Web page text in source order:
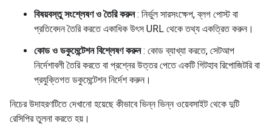
বিষয়বস্তু সংশ্লেষণ ও তৈরি করুন: নির্ভুল সারসংক্ষেপ, ব্লগ পোস্ট বা
প্রতিবেদন তৈরি করতে একাধিক উৎস URL থেকে তথ্য একত্রিত করুন।
কোড ও ডকুমেন্টেশন বিশ্লেষণ করুন: কোড ব্যাখ্যা করতে, সেটআপ
নির্দেশাবলী তৈরি করতে বা প্রশ্নের উত্তর পেতে একটি গিটহাব রিপোজিটরি বা
প্রযুক্তিগত ডকুমেন্টেশন নির্দেশ করুন।
নিচের উদাহরণটিতে দেখানো হয়েছে কীভাবে ভিন্ন ভিন্ন ওয়েবসাইট থেকে দুটি
রেসিপির তুলনা করতে হয়।